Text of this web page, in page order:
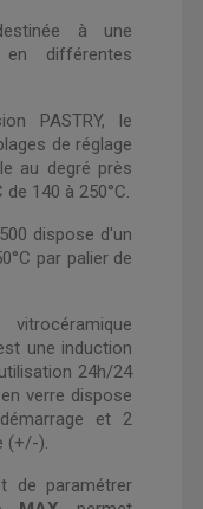
à une
différentes
PASTRY, le
de réglage
au degré près
140 à 250°C.
dispose d'un
par palier de
une induction
24h/24
verre dispose
et 2
(+/-).
de paramétrer